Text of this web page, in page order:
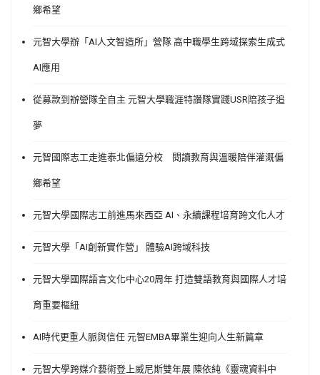
鄉希望
元智大學辦「AI人文智造所」營隊 高中職學生跨域探索生成式
AI應用
從募款到辦營隊全自主 元智大學職涯特讚隊實踐USR陪孩子追
夢
元智國際志工走進泰北偏遠分校 閱讀教育與溫暖陪伴灌溉偏
鄉希望
元智大學國際志工前進馬來西亞 AI、永續課程培育跨文化人才
元智大學「AI創新實作營」 體驗AI跨域科技
元智大學國際語言文化中心20周年 打造雙語教育與國際人才培
育重要樞紐
AI時代更重人脈與信任 元智EMBA畢業生迎向人生新篇章
元智大學跨媒介藝術登上威尼斯雙年展 陳依純《靈魂資料中